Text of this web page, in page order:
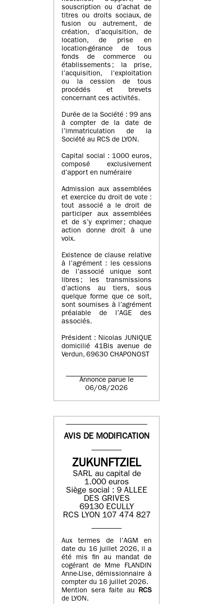
souscription ou d’achat de
titres ou droits sociaux, de
fusion ou autrement, de
création, d’acquisition, de
location, de prise en
location-gérance de tous
fonds de commerce ou
établissements ; la prise,
l’acquisition, l’exploitation
ou la cession de tous
procédés et brevets
concernant ces activités.
Durée de la Société : 99 ans
à compter de la date de
l’immatriculation de la
Société au RCS de LYON.
Capital social : 1000 euros,
composé exclusivement
d’apport en numéraire
Admission aux assemblées
et exercice du droit de vote :
tout associé a le droit de
participer aux assemblées
et de s’y exprimer ; chaque
action donne droit à une
voix.
Existence de clause relative
à l’agrément : les cessions
de l’associé unique sont
libres ; les transmissions
d’actions au tiers, sous
quelque forme que ce soit,
sont soumises à l’agrément
préalable de l’AGE des
associés.
Président : Nicolas JUNIQUE
domicilié 41Bis avenue de
Verdun, 69630 CHAPONOST
Annonce parue le
06/08/2026
AVIS DE MODIFICATION
ZUKUNFTZIEL
SARL au capital de
1.000 euros
Siège social : 9 ALLEE
DES GRIVES
69130 ECULLY
RCS LYON 107 474 827
Aux termes de l’AGM en
date du 16 juillet 2026, il a
été mis fin au mandat de
cogérant de Mme FLANDIN
Anne-Lise, démissionnaire à
compter du 16 juillet 2026.
Mention sera faite au RCS
de LYON.